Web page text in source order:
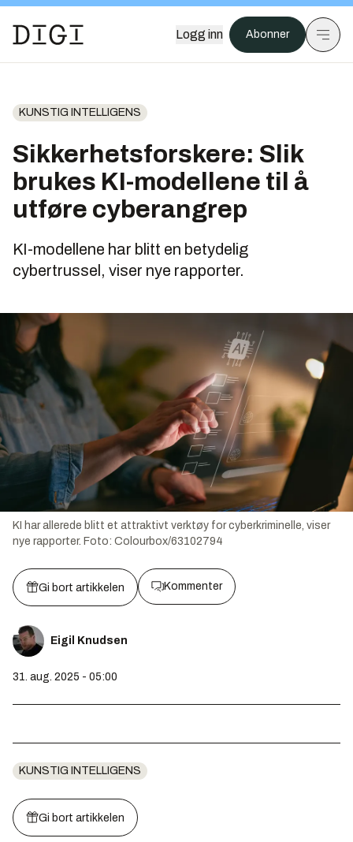
Logg inn Abonner
KUNSTIG INTELLIGENS
Sikkerhetsforskere: Slik
brukes KI-modellene til å
utføre cyberangrep
KI-modellene har blitt en betydelig
cybertrussel, viser nye rapporter.
KI har allerede blitt et attraktivt verktøy for cyberkriminelle, viser
nye rapporter. Foto: Colourbox/63102794
Gi bort artikkelen Kommenter
Eigil Knudsen
31. aug. 2025 - 05:00
KUNSTIG INTELLIGENS
Gi bort artikkelen